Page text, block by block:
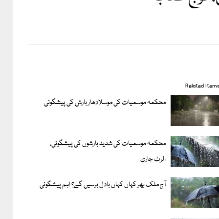
Related items
محکمہ موسمیات کی موسلادھار بارش کی پیشگوئی
محکمہ موسمیات کی شدید بارشوں کی پیشگوئی،
الرٹ جاری
آج ملک بھر کہاں کہاں بادل برسیں گے؟ اہم پیشگوئی